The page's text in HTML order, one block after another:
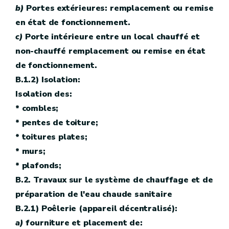
b) Portes extérieures: remplacement ou remise
en état de fonctionnement.
c) Porte intérieure entre un local chauffé et
non-chauffé remplacement ou remise en état
de fonctionnement.
B.1.2) Isolation:
Isolation des:
* combles;
* pentes de toiture;
* toitures plates;
* murs;
* plafonds;
B.2. Travaux sur le système de chauffage et de
préparation de l'eau chaude sanitaire
B.2.1) Poêlerie (appareil décentralisé):
a) fourniture et placement de: